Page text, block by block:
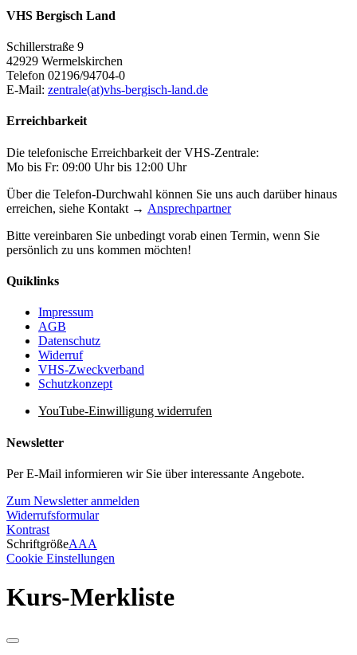
VHS Bergisch Land
Schillerstraße 9
42929 Wermelskirchen
Telefon 02196/94704-0
E-Mail: zentrale(at)vhs-bergisch-land.de
Erreichbarkeit
Die telefonische Erreichbarkeit der VHS-Zentrale:
Mo bis Fr: 09:00 Uhr bis 12:00 Uhr
Über die Telefon-Durchwahl können Sie uns auch darüber hinaus
erreichen, siehe Kontakt → Ansprechpartner
Bitte vereinbaren Sie unbedingt vorab einen Termin, wenn Sie
persönlich zu uns kommen möchten!
Quiklinks
Impressum
AGB
Datenschutz
Widerruf
VHS-Zweckverband
Schutzkonzept
YouTube-Einwilligung widerrufen
Newsletter
Per E-Mail informieren wir Sie über interessante Angebote.
Zum Newsletter anmelden
Widerrufsformular
Kontrast
SchriftgrößeAAA
Cookie Einstellungen
Kurs-Merkliste